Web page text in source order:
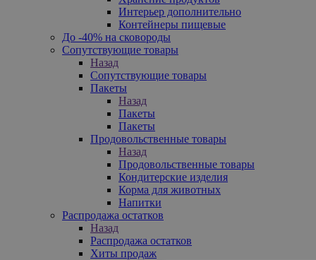
Интерьер дополнительно
Контейнеры пищевые
До -40% на сковороды
Сопутствующие товары
Назад
Сопутствующие товары
Пакеты
Назад
Пакеты
Пакеты
Продовольственные товары
Назад
Продовольственные товары
Кондитерские изделия
Корма для животных
Напитки
Распродажа остатков
Назад
Распродажа остатков
Хиты продаж